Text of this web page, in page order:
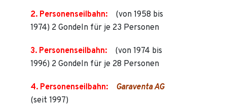
2. Personenseilbahn: (von 1958 bis
1974) 2 Gondeln für je 23 Personen
3. Personenseilbahn: (von 1974 bis
1996) 2 Gondeln für je 28 Personen
4. Personenseilbahn:
Garaventa AG
(seit 1997)